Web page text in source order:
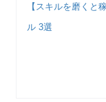
【スキルを磨くと
ル 3選